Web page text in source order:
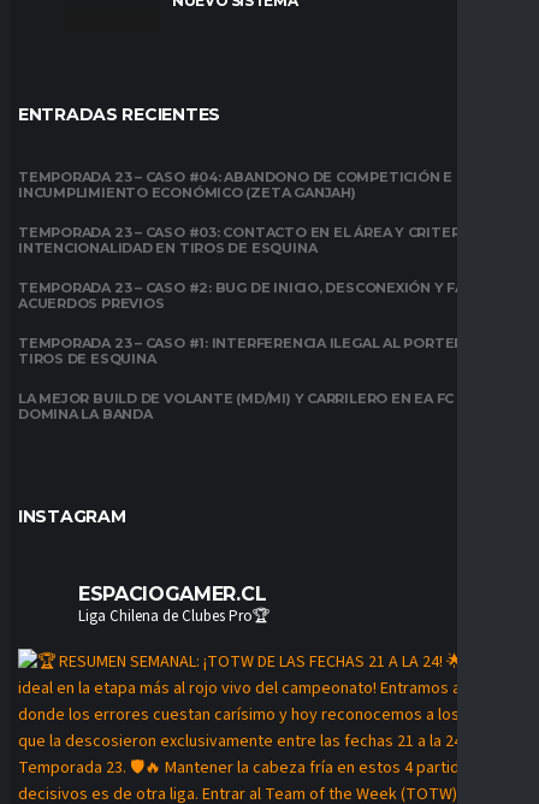
ENTRADAS RECIENTES
TEMPORADA 23 – CASO #04: ABANDONO DE COMPETICIÓN E
INCUMPLIMIENTO ECONÓMICO (ZETA GANJAH)
TEMPORADA 23 – CASO #03: CONTACTO EN EL ÁREA Y CRITERIO DE
INTENCIONALIDAD EN TIROS DE ESQUINA
TEMPORADA 23 – CASO #2: BUG DE INICIO, DESCONEXIÓN Y FALTA DE
ACUERDOS PREVIOS
TEMPORADA 23 – CASO #1: INTERFERENCIA ILEGAL AL PORTERO EN
TIROS DE ESQUINA
LA MEJOR BUILD DE VOLANTE (MD/MI) Y CARRILERO EN EA FC 26:
DOMINA LA BANDA
INSTAGRAM
ESPACIOGAMER.CL
Liga Chilena de Clubes Pro🏆